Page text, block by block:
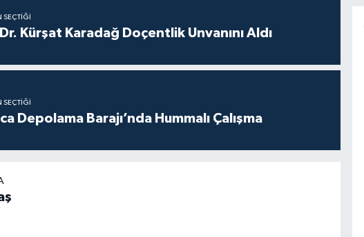
SEÇTIĞI
Kürşat Karadağ Doçentlik Unvanını Aldı
SEÇTIĞI
Depolama Barajı’nda Hummalı Çalışma